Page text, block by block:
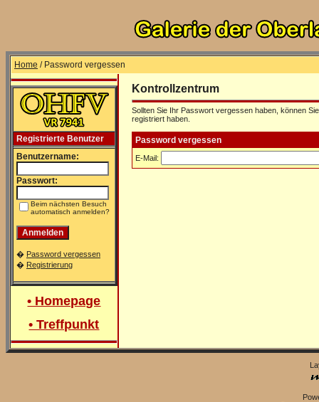
Home / Password vergessen
Registrierte Benutzer
Benutzername:
Passwort:
Beim nächsten Besuch
automatisch anmelden?
� Password vergessen
� Registrierung
• Homepage
• Treffpunkt
Kontrollzentrum
Sollten Sie Ihr Passwort vergessen haben, können
registriert haben.
Password vergessen
E-Mail: